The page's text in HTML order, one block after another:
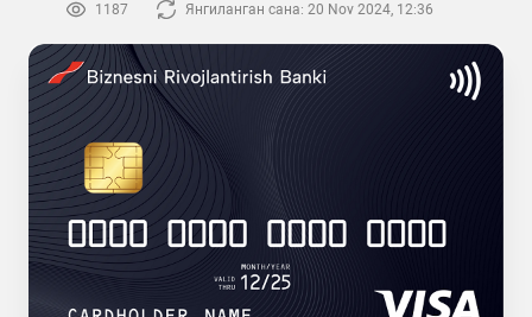
1187 Янгиланган сана: 20 Nov 2024, 12:36